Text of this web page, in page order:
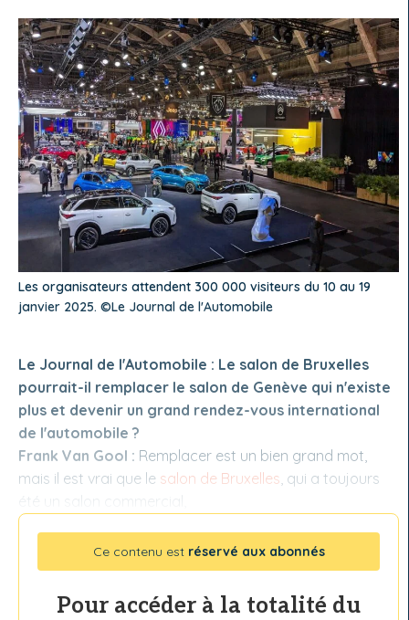
Les organisateurs attendent 300 000 visiteurs du 10 au 19
janvier 2025. ©Le Journal de l'Automobile
Le Journal de l'Automobile : Le salon de Bruxelles
pourrait-il remplacer le salon de Genève qui n'existe
plus et devenir un grand rendez-vous international
de l'automobile ?
Frank Van Gool : Remplacer est un bien grand mot,
mais il est vrai que le salon de Bruxelles , qui a toujours
été un salon commercial,
Ce contenu est réservé aux abonnés
Pour accéder à la totalité du